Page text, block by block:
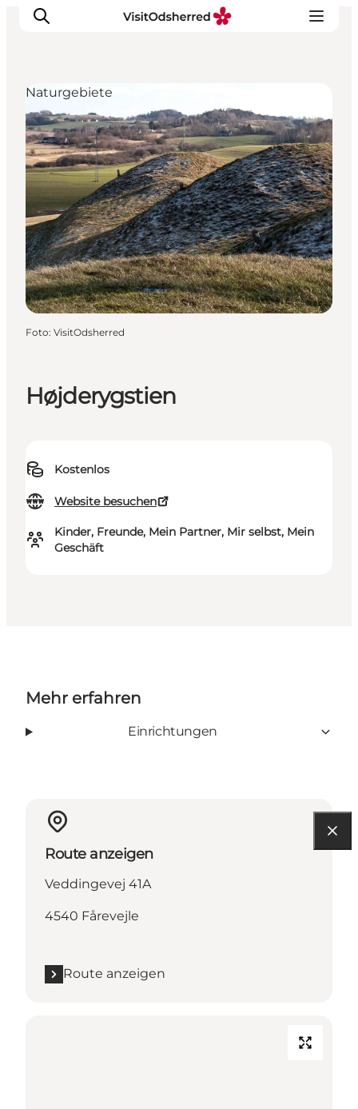
Events
Erlebnisse
Essen
Unterkünfte
Nützliches
Højderygstien
Kostenlos
Website besuchen
Kinder, Freunde, Mein Partner, Mir selbst, Mein
Geschäft
Naturgebiete
Foto: VisitOdsherred
Mehr erfahren
Einrichtungen
Route anzeigen
Veddingevej 41A
4540 Fårevejle
Route anzeigen